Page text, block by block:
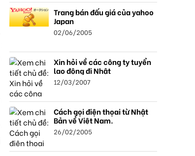
Trang bán đấu giá của yahoo
Japan
02/06/2005
Xin hỏi về các công ty tuyển
lao động đi Nhật
12/03/2007
Cách gọi điện thọai từ Nhật
Bản về Việt Nam.
26/02/2005